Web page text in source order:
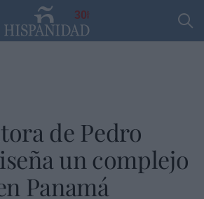
30
de Pedro
un complejo
Panamá